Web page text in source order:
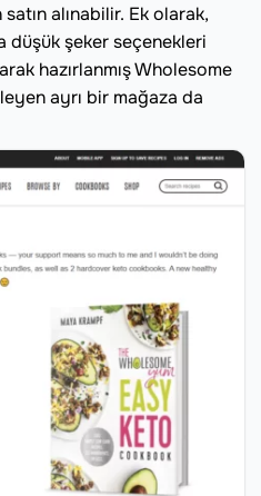
alınabilir. Ek olarak,
şeker seçenekleri
hazırlanmış Wholesome
ayrı bir mağaza da